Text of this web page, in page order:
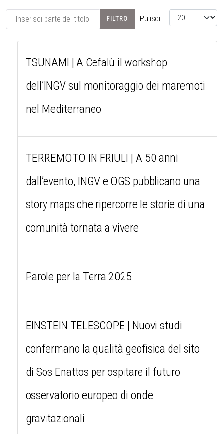
Inserisci parte del titolo FILTRO Pulisci Visualizza #
TSUNAMI | A Cefalù il workshop
dell’INGV sul monitoraggio dei maremoti
nel Mediterraneo
TERREMOTO IN FRIULI | A 50 anni
dall’evento, INGV e OGS pubblicano una
story maps che ripercorre le storie di una
comunità tornata a vivere
Parole per la Terra 2025
EINSTEIN TELESCOPE | Nuovi studi
confermano la qualità geofisica del sito
di Sos Enattos per ospitare il futuro
osservatorio europeo di onde
gravitazionali